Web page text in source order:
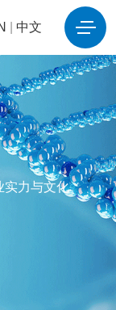
中文
实力与文化。